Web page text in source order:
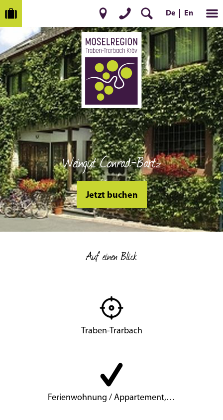
De En
Weingut Conrad-Bartz
Jetzt buchen
Auf einen Blick
Traben-Trarbach
Ferienwohnung / Appartement,…